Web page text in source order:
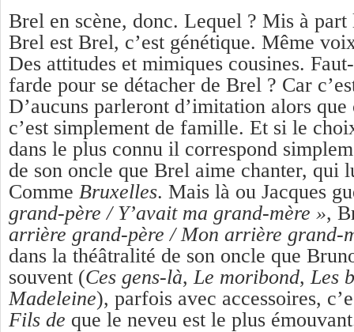
Brel en scène, donc. Lequel ? Mis à
Brel est Brel, c’est génétique. Même
Des attitudes et mimiques cousines.
farde pour se détacher de Brel ? Car
D’aucuns parleront d’imitation alors que
c’est simplement de famille. Et si le
dans le plus connu il correspond
de son oncle que Brel aime chanter, qui
Comme Bruxelles. Mais là ou Jacques
grand-père / Y’avait ma grand-mère »,
arrière grand-père / Mon arrière grand-
dans la théâtralité de son oncle que
souvent (Ces gens-là, Le moribond, Les
Madeleine), parfois avec accessoires,
Fils de que le neveu est le plus